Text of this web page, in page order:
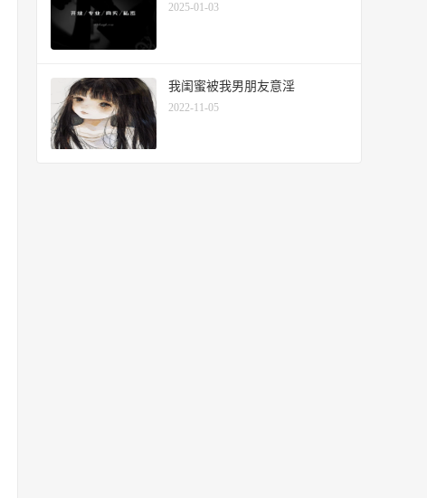
2025-01-03
我闺蜜被我男朋友意淫
2022-11-05